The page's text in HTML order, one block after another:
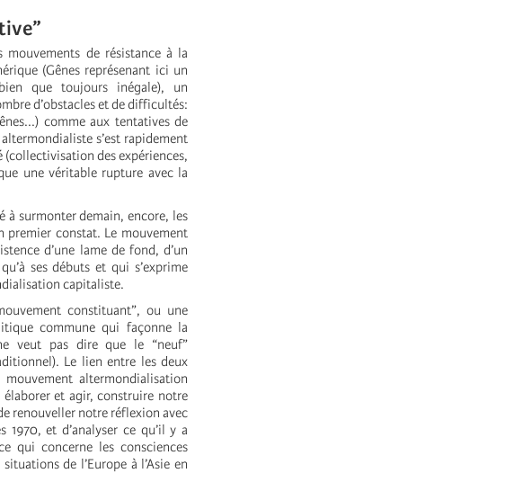
mouvements de résistance à la
(Gênes représenant ici un
que toujours inégale), un
d’obstacles et de difficultés:
comme aux tentatives de
s’est rapidement
(collectivisation des expériences,
une véritable rupture avec la
à surmonter demain, encore, les
premier constat. Le mouvement
d’une lame de fond, d’un
ses débuts et qui s’exprime
capitaliste.
constituant”, ou une
commune qui façonne la
veut pas dire que le “neuf”
Le lien entre les deux
altermondialisation
et agir, construire notre
renouveller notre réflexion avec
et d’analyser ce qu’il y a
qui concerne les consciences
de l’Europe à l’Asie en